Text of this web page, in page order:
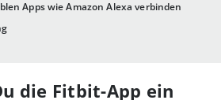
Apps wie Amazon Alexa verbinden
die Fitbit-App ein